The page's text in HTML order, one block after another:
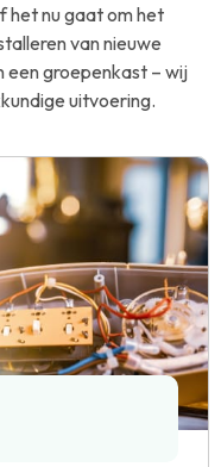
het nu gaat om het
van nieuwe
groepenkast – wij
uitvoering.